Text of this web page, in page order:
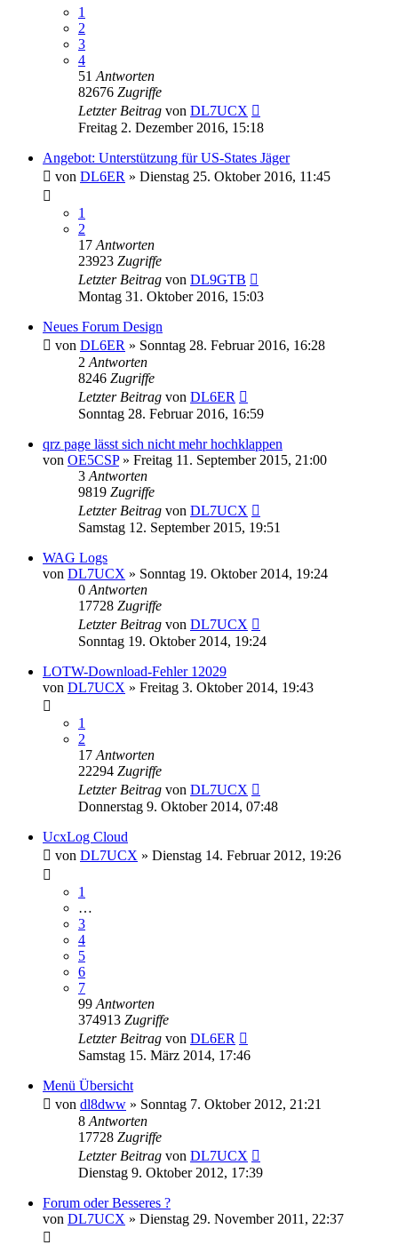
1
2
3
4
51 Antworten
82676 Zugriffe
Letzter Beitrag von DL7UCX
Freitag 2. Dezember 2016, 15:18
Angebot: Unterstützung für US-States Jäger
von DL6ER » Dienstag 25. Oktober 2016, 11:45
1
2
17 Antworten
23923 Zugriffe
Letzter Beitrag von DL9GTB
Montag 31. Oktober 2016, 15:03
Neues Forum Design
von DL6ER » Sonntag 28. Februar 2016, 16:28
2 Antworten
8246 Zugriffe
Letzter Beitrag von DL6ER
Sonntag 28. Februar 2016, 16:59
qrz page lässt sich nicht mehr hochklappen
von OE5CSP» Freitag 11. September 2015, 21:00
3 Antworten
9819 Zugriffe
Letzter Beitrag von DL7UCX
Samstag 12. September 2015, 19:51
WAG Logs
von DL7UCX » Sonntag 19. Oktober 2014, 19:24
0 Antworten
17728 Zugriffe
Letzter Beitrag von DL7UCX
Sonntag 19. Oktober 2014, 19:24
LOTW-Download-Fehler 12029
von DL7UCX » Freitag 3. Oktober 2014, 19:43
1
2
17 Antworten
22294 Zugriffe
Letzter Beitrag von DL7UCX
Donnerstag 9. Oktober 2014, 07:48
UcxLog Cloud
von DL7UCX » Dienstag 14. Februar 2012, 19:26
1
…
3
4
5
6
7
99 Antworten
374913 Zugriffe
Letzter Beitrag von DL6ER
Samstag 15. März 2014, 17:46
Menü Übersicht
von dl8dww » Sonntag 7. Oktober 2012, 21:21
8 Antworten
17728 Zugriffe
Letzter Beitrag von DL7UCX
Dienstag 9. Oktober 2012, 17:39
Forum oder Besseres ?
von DL7UCX » Dienstag 29. November 2011, 22:37